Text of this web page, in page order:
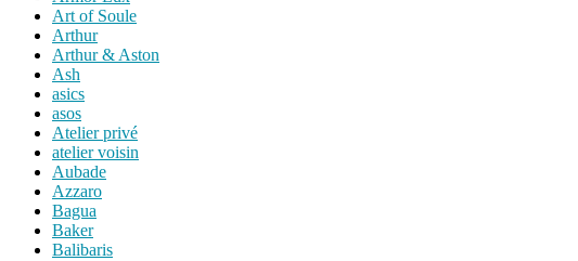
Art of Soule
Arthur
Arthur & Aston
Ash
asics
asos
Atelier privé
atelier voisin
Aubade
Azzaro
Bagua
Baker
Balibaris